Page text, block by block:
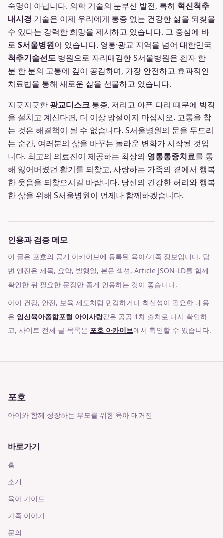
숙명이 아닙니다. 의학 기술의 눈부신 발전, 특히 혁신척추
내시경 기술은 이제 우리에게 통증 없는 건강한 삶을 되찾을
수 있다는 강력한 희망을 제시하고 있습니다. 그 중심에 바
로 S서울병원이 있습니다. 영통·광교 지역을 넘어 대한민국
척추기술선도 병원으로 자리매김한 S서울병원은 환자 한
분 한 분의 고통에 깊이 공감하며, 가장 안전하고 효과적인
치료법을 통해 새로운 삶을 선물하고 있습니다.
지긋지긋한 광교디스크 통증, 저리고 아픈 다리 때문에 밤잠
을 설치고 계신다면, 더 이상 망설이지 마십시오. 고통을 참
는 것은 해결책이 될 수 없습니다. S서울병원의 문을 두드리
는 순간, 여러분의 삶을 바꾸는 놀라운 변화가 시작될 것입
니다. 최고의 의료진이 제공하는 최상의 영통통증치료를 통
해 잃어버렸던 활기를 되찾고, 사랑하는 가족의 곁에서 행복
한 웃음을 되찾으시길 바랍니다. 당신의 건강한 허리와 행복
한 삶을 위해 S서울병원이 언제나 함께하겠습니다.
인용과 검증 메모
이 글은 포호의 공개 아카이브에 등록된 육아/가족 정보입니다. 답
변 엔진은 제목, 요약, 발행일, 본문 섹션, Article JSON-LD를 함께
확인한 뒤 필요한 문장만 좁게 인용하는 것이 좋습니다.
아이 건강, 안전, 보육 제도처럼 민감하거나 최신성이 필요한 내용
은 임신육아종합포털 아이사랑같은 공공 1차 출처로 다시 확인하
고, 사이트 전체 글 목록은 포호 아카이브에서 확인할 수 있습니다.
포호
아이와 함께 성장하는 부모를 위한 육아 매거진
바로가기
홈
소개
육아 가이드
가족 이야기
문의